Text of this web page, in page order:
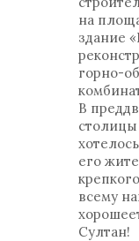
на
здание
горно-
В
столицы
его
всему
Султан!